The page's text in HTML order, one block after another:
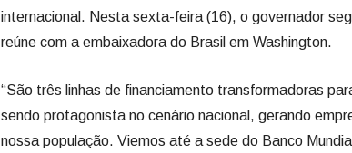
internacional. Nesta sexta-feira (16), o governador
reúne com a embaixadora do Brasil em Washington.
“São três linhas de financiamento transformadoras
sendo protagonista no cenário nacional, gerando
nossa população. Viemos até a sede do Banco